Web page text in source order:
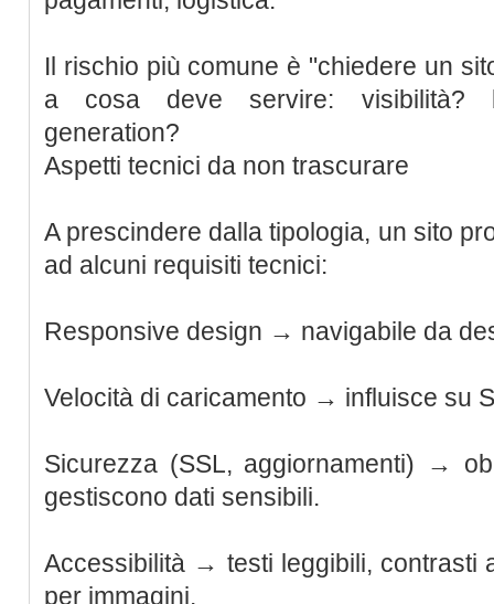
Il rischio più comune è "chiedere un
a cosa deve servire: visibilità?
generation?
Aspetti tecnici da non trascurare
A prescindere dalla tipologia, un sito
ad alcuni requisiti tecnici:
Responsive design → navigabile da
Velocità di caricamento → influisce su
Sicurezza (SSL, aggiornamenti) →
gestiscono dati sensibili.
Accessibilità → testi leggibili, contrasti
per immagini.